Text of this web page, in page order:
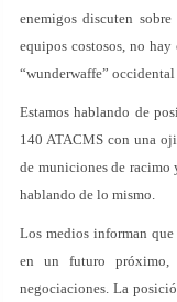
enemigos discuten
equipos costosos, no
“wunderwaffe”
Estamos hablando de
140 ATACMS con una
de municiones de racimo
hablando de lo mismo.
Los medios informan que
en un futuro próximo,
negociaciones. La